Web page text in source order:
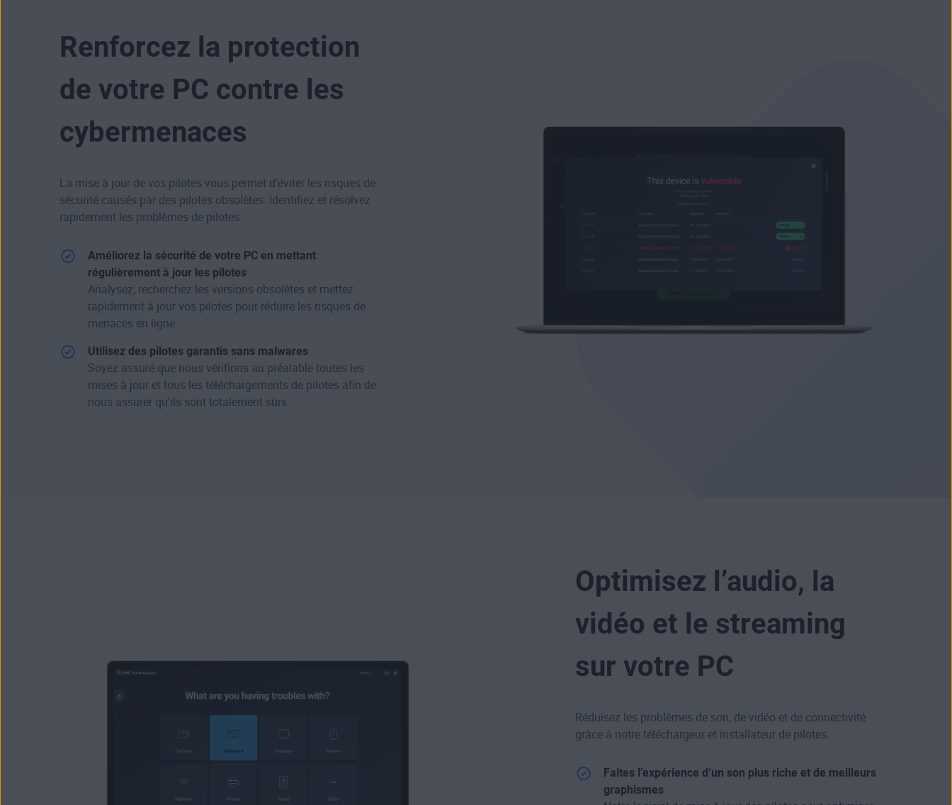
Renforcez la protection
de votre PC contre les
cybermenaces
La mise à jour de vos pilotes vous permet d’éviter les risques de
sécurité causés par des pilotes obsolètes. Identifiez et résolvez
rapidement les problèmes de pilotes.
Améliorez la sécurité de votre PC en mettant
régulièrement à jour les pilotes
Analysez, recherchez les versions obsolètes et mettez
rapidement à jour vos pilotes pour réduire les risques de
menaces en ligne.
Utilisez des pilotes garantis sans malwares
Soyez assuré que nous vérifions au préalable toutes les
mises à jour et tous les téléchargements de pilotes afin de
nous assurer qu’ils sont totalement sûrs.
Optimisez l’audio, la
vidéo et le streaming
sur votre PC
Réduisez les problèmes de son, de vidéo et de connectivité
grâce à notre téléchargeur et installateur de pilotes.
Faites l’expérience d’un son plus riche et de meilleurs
graphismes